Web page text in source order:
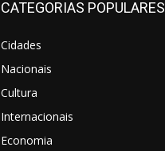
CATEGORIAS POPULARES
Cidades
Nacionais
Cultura
Internacionais
Economia